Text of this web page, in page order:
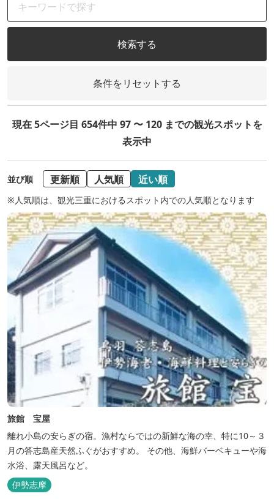
検索する
条件をリセットする
現在 5ページ目 654件中 97 〜 120 までの観光スポットを
表示中
並び順 更新順 人気順 近い順
※人気順は、観光三重におけるスポット内での人気順となります
旅館 宝屋
離れ小島の安らぎの宿。漁村ならではの新鮮な海の幸、特に10～３
月の答志島産天然ふぐがおすすめ。 その他、海鮮バーベキューや海
水浴、露天風呂など。
伊勢志摩